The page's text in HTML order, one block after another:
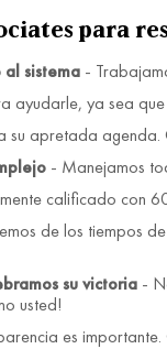
para
al sistema -
ayudarle, ya sea
su apretada agenda.
- Manejamos
calificado con
de los tiempos
su victoria -
usted!
es